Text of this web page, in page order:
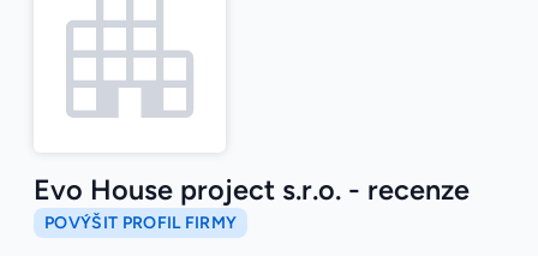
Evo House project s.r.o. - recenze
POVÝŠIT PROFIL FIRMY